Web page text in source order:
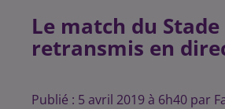
Le match du
retransmis en
Publié : 5 avril 2019 à 6h40 par